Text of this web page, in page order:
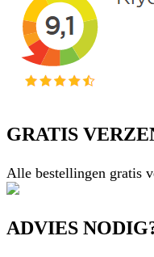
GRATIS
Alle bestellingen gratis
ADVIES